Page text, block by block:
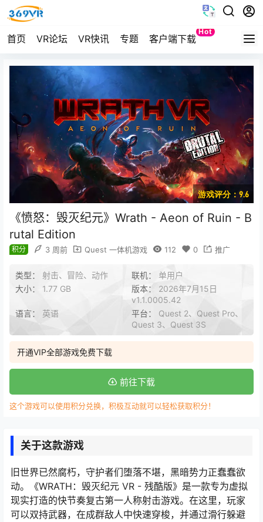
首页 VR论坛 VR快讯 专题 客户端下载
Hot
Quest
游戏评分：9.6
《愤怒：毁灭纪元》Wrath - Aeon of Ruin - B
rutal Edition
积分 3 周前 Quest 一体机游戏 112 0 推广
类型： 射击、冒险、动作 联机： 单用户
大小： 1.77 GB 版本： 2026年7月15日
v1.1.0005.42
语言： 英语 平台： Quest 2、Quest Pro、
Quest 3、Quest 3S
开通VIP全部游戏免费下载
前往下载
这个游戏可以使用积分兑换，积极互动就可以轻松获取积分！
关于这款游戏
旧世界已然腐朽，守护者们堕落不堪，黑暗势力正蠢蠢欲
动。《WRATH：毁灭纪元 VR - 残酷版》是一款专为虚拟
现实打造的快节奏复古第一人称射击游戏。在这里，玩家
可以双持武器，在成群敌人中快速穿梭，并通过滑行躲避